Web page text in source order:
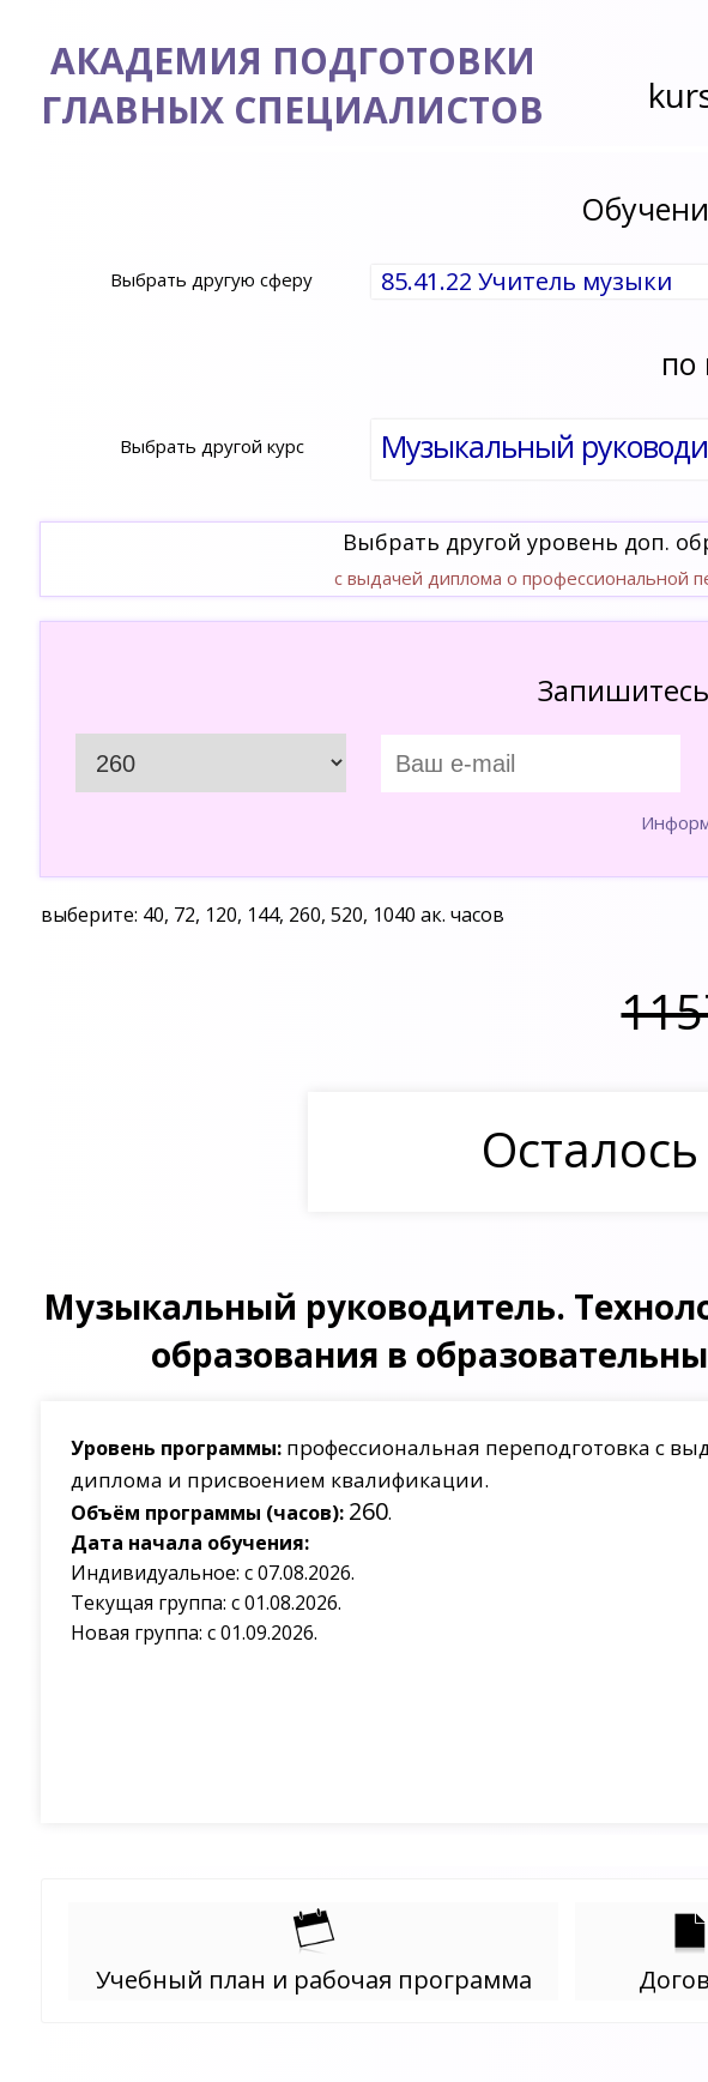
АКАДЕМИЯ ПОДГОТОВКИ
ГЛАВНЫХ СПЕЦИАЛИСТОВ
Выбрать другую сферу 85.41.22 Учитель музыки
по
Выбрать другой курс
Выбрать другой уровень доп.
с выдачей диплома о профессиональной
выберите: 40, 72, 120, 144, 260, 520, 1040 ак. часов
Музыкальный руководитель.
образования в
Уровень программы: профессиональная переподготовка с
диплома и присвоением квалификации.
Объём программы (часов): 260.
Дата начала обучения:
Индивидуальное: с 07.08.2026.
Текущая группа: с 01.08.2026.
Новая группа: с 01.09.2026.
Учебный план и рабочая программа